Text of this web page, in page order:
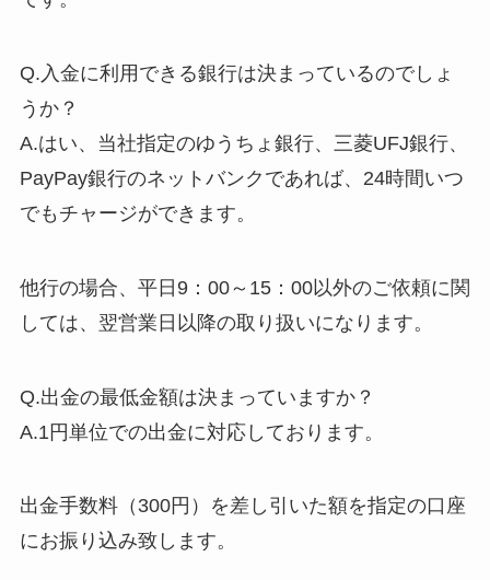
Q.入金に利用できる銀行は決まっているのでしょ
うか？
A.はい、当社指定のゆうちょ銀行、三菱UFJ銀行、
PayPay銀行のネットバンクであれば、24時間いつ
でもチャージができます。
他行の場合、平日9：00～15：00以外のご依頼に関
しては、翌営業日以降の取り扱いになります。
Q.出金の最低金額は決まっていますか？
A.1円単位での出金に対応しております。
出金手数料（300円）を差し引いた額を指定の口座
にお振り込み致します。